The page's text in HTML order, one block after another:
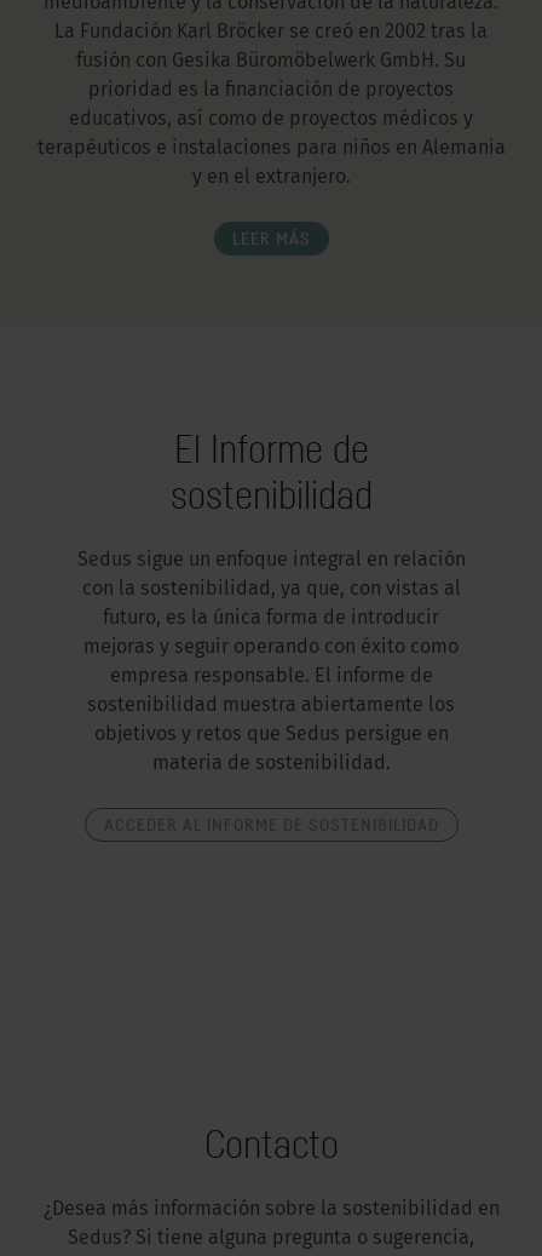
La Fundación Karl Bröcker se creó en 2002 tras la
fusión con Gesika Büromöbelwerk GmbH. Su
prioridad es la financiación de proyectos
educativos, así como de proyectos médicos y
terapéuticos e instalaciones para niños en Alemania
y en el extranjero.
LEER MÁS
El Informe de
sostenibilidad
Sedus sigue un enfoque integral en relación
con la sostenibilidad, ya que, con vistas al
futuro, es la única forma de introducir
mejoras y seguir operando con éxito como
empresa responsable. El informe de
sostenibilidad muestra abiertamente los
objetivos y retos que Sedus persigue en
materia de sostenibilidad.
Contacto
¿Desea más información sobre la sostenibilidad en
Sedus? Si tiene alguna pregunta o sugerencia,